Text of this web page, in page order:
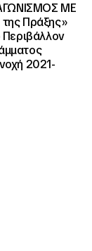
ΜΕ
Πράξης»
Περιβάλλον
2021-